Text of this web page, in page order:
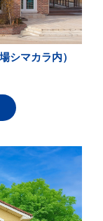
シマカラ内）